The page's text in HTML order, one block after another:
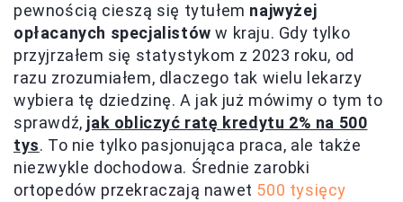
pewnością cieszą się tytułem najwyżej
opłacanych specjalistów w kraju. Gdy tylko
przyjrzałem się statystykom z 2023 roku, od
razu zrozumiałem, dlaczego tak wielu lekarzy
wybiera tę dziedzinę. A jak już mówimy o tym to
sprawdź, jak obliczyć ratę kredytu 2% na 500
tys. To nie tylko pasjonująca praca, ale także
niezwykle dochodowa. Średnie zarobki
ortopedów przekraczają nawet 500 tysięcy